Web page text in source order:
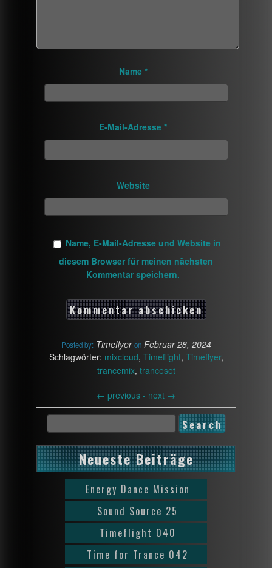
Name *
E-Mail-Adresse *
Website
Name, E-Mail-Adresse und Website in
diesem Browser für meinen nächsten
Kommentar speichern.
Posted by: Timeflyer on Februar 28, 2024
Schlagwörter: mixcloud, Timeflight, Timeflyer,
trancemix, tranceset
← previous - next →
Neueste Beiträge
Energy Dance Mission
Sound Source 25
Timeflight 040
Time for Trance 042